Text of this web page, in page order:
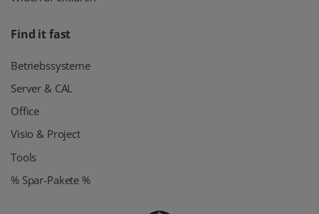
Find it fast
Betriebssysteme
Server & CAL
Office
Visio & Project
Tools
% Spar-Pakete %